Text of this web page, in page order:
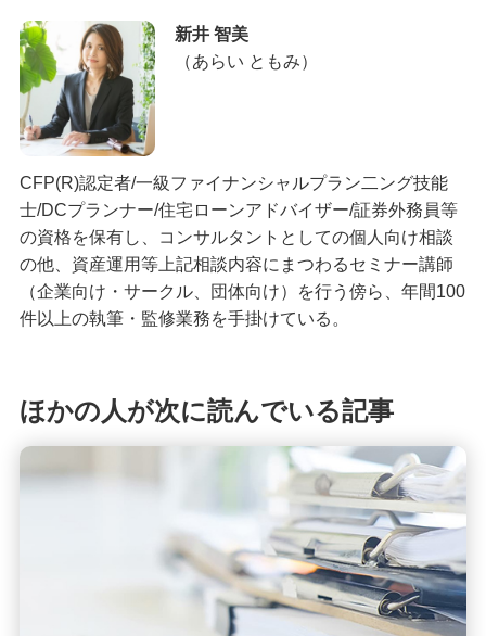
新井 智美
（あらい ともみ）
CFP(R)認定者/一級ファイナンシャルプラン二ング技能
士/DCプランナー/住宅ローンアドバイザー/証券外務員等
の資格を保有し、コンサルタントとしての個人向け相談
の他、資産運用等上記相談内容にまつわるセミナー講師
（企業向け・サークル、団体向け）を行う傍ら、年間100
件以上の執筆・監修業務を手掛けている。
ほかの人が次に読んでいる記事